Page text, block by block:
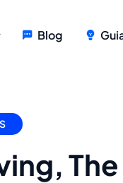
Blog
The